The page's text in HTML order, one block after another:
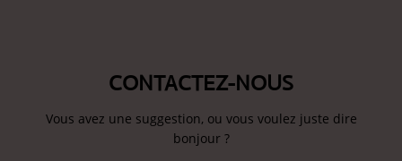
CONTACTEZ-NOUS
Vous avez une suggestion, ou vous voulez juste dire
bonjour ?